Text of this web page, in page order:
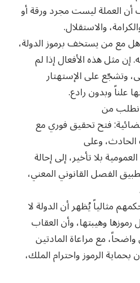
العملة ليست مجرد ورقة أو
والاستقلال.
مع من يستخف برموز الدولة،
إن مثل هذه الأفعال إذا لم
وتشجّع على الإستهتار
علناً وبدون رادع.
نطلب من
فتح تحقيق فوري مع
الحادث، وعلى
بلا تأخير، إلى إحالة
الفصل القانوني المعني،
مثالياً يُظهر أن الدولة لا
وهيبتها، وأن العقاب
مع مراعاة المادتين
بحماية الرموز واحترام الملك،